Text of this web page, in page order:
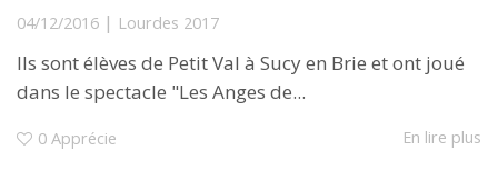
04/12/2016 | Lourdes 2017
Ils sont élèves de Petit Val à Sucy en Brie et ont joué
dans le spectacle "Les Anges de...
0 Apprécie En lire plus